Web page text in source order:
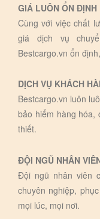
GIÁ LUÔN ỔN ĐỊNH
Cùng với việc chất
giá dịch vụ
Bestcargo.vn ổn
DỊCH VỤ KHÁCH
Bestcargo.vn luôn
bảo hiểm hàng hóa,
thiết.
ĐỘI NGŨ NHÂN
Đội ngũ nhân viên
chuyên nghiệp,
mọi lúc, mọi nơi.